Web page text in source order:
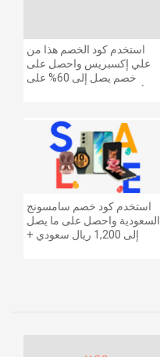
استخدم كود الخصم هذا من
علي إكسبريس واحصل على
خصم يصل إلى 60% على
بقيمة 155 دولارًا أمريكيًا على
الطلبات التي تزيد قيمتها عن
1425 ريالًا سعوديًا | شحن مج
استخدم كود خصم سامسونج
السعودية واحصل على ما يصل
إلى 1,200 ريال سعودي +